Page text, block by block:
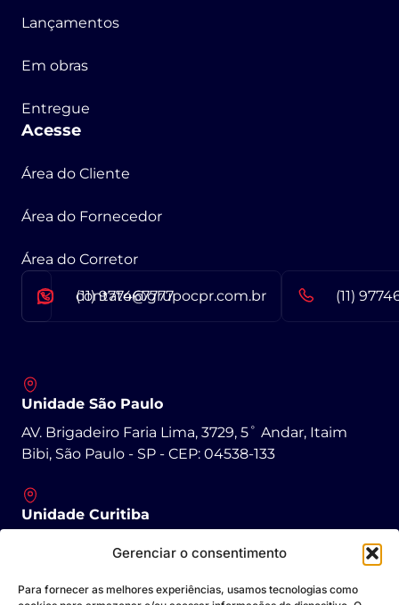
Gerenciar o consentimento
Para fornecer as melhores experiências, usamos tecnologias como
contato@grupocpr.com.br
(11) 977467777 (11)
Lançamentos
Em obras
Entregue
Acesse
Área do Cliente
Área do Fornecedor
Área do Corretor
Unidade São Paulo
AV. Brigadeiro Faria Lima, 3729, 5˚ Andar, Itaim
Bibi, São Paulo - SP - CEP: 04538-133
Unidade Curitiba
R. Padre Agostinho, 1431 - São Francisco, Curitiba -
PR - CEP: 80430-050